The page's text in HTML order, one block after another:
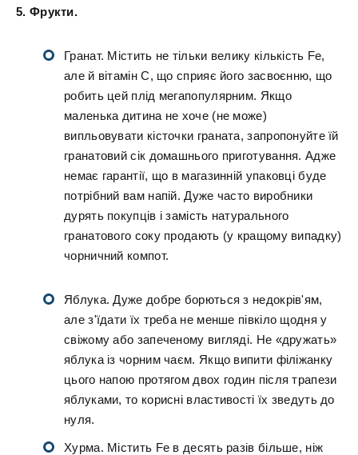
5. Фрукти.
Гранат. Містить не тільки велику кількість Fe,
але й вітамін С, що сприяє його засвоєнню, що
робить цей плід мегапопулярним. Якщо
маленька дитина не хоче (не може)
випльовувати кісточки граната, запропонуйте їй
гранатовий сік домашнього приготування. Адже
немає гарантії, що в магазинній упаковці буде
потрібний вам напій. Дуже часто виробники
дурять покупців і замість натурального
гранатового соку продають (у кращому випадку)
чорничний компот.
Яблука. Дуже добре борються з недокрів'ям,
але з'їдати їх треба не менше півкіло щодня у
свіжому або запеченому вигляді. Не «дружать»
яблука із чорним чаєм. Якщо випити філіжанку
цього напою протягом двох годин після трапези
яблуками, то корисні властивості їх зведуть до
нуля.
Хурма. Містить Fe в десять разів більше, ніж